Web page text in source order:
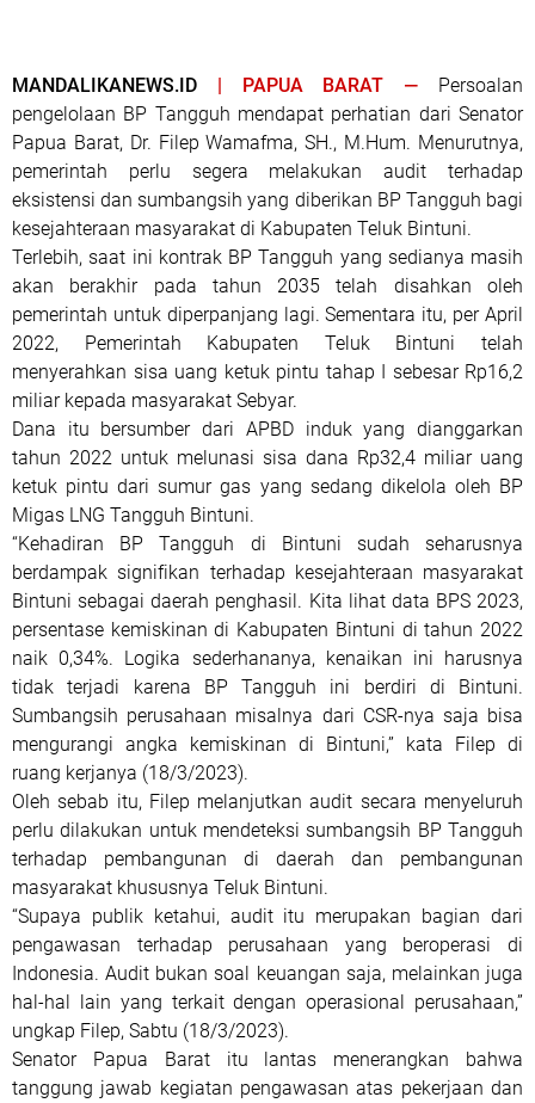
MANDALIKANEWS.ID | PAPUA BARAT —
Persoalan
pengelolaan BP Tangguh mendapat perhatian dari Senator
Papua Barat, Dr. Filep Wamafma, SH., M.Hum. Menurutnya,
pemerintah perlu segera melakukan audit terhadap
eksistensi dan sumbangsih yang diberikan BP Tangguh bagi
kesejahteraan masyarakat di Kabupaten Teluk Bintuni.
Terlebih, saat ini kontrak BP Tangguh yang sedianya masih
akan berakhir pada tahun 2035 telah disahkan oleh
pemerintah untuk diperpanjang lagi. Sementara itu, per April
2022, Pemerintah Kabupaten Teluk Bintuni telah
menyerahkan sisa uang ketuk pintu tahap I sebesar Rp16,2
miliar kepada masyarakat Sebyar.
Dana itu bersumber dari APBD induk yang dianggarkan
tahun 2022 untuk melunasi sisa dana Rp32,4 miliar uang
ketuk pintu dari sumur gas yang sedang dikelola oleh BP
Migas LNG Tangguh Bintuni.
“Kehadiran BP Tangguh di Bintuni sudah seharusnya
berdampak signifikan terhadap kesejahteraan masyarakat
Bintuni sebagai daerah penghasil. Kita lihat data BPS 2023,
persentase kemiskinan di Kabupaten Bintuni di tahun 2022
naik 0,34%. Logika sederhananya, kenaikan ini harusnya
tidak terjadi karena BP Tangguh ini berdiri di Bintuni.
Sumbangsih perusahaan misalnya dari CSR-nya saja bisa
mengurangi angka kemiskinan di Bintuni,” kata Filep di
ruang kerjanya (18/3/2023).
Oleh sebab itu, Filep melanjutkan audit secara menyeluruh
perlu dilakukan untuk mendeteksi sumbangsih BP Tangguh
terhadap pembangunan di daerah dan pembangunan
masyarakat khususnya Teluk Bintuni.
“Supaya publik ketahui, audit itu merupakan bagian dari
pengawasan terhadap perusahaan yang beroperasi di
Indonesia. Audit bukan soal keuangan saja, melainkan juga
hal-hal lain yang terkait dengan operasional perusahaan,”
ungkap Filep, Sabtu (18/3/2023).
Senator Papua Barat itu lantas menerangkan bahwa
tanggung jawab kegiatan pengawasan atas pekerjaan dan